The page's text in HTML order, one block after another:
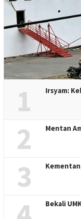
1 Irsyam:
2 Mentan
3
Bekali